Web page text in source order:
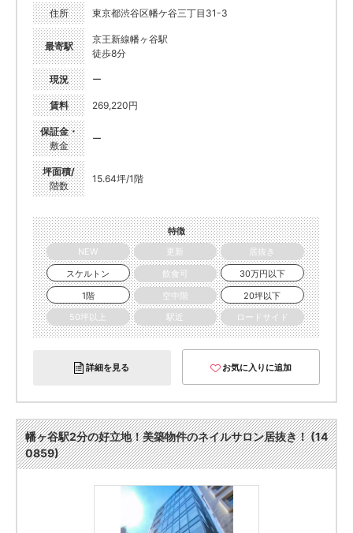
住所 東京都渋谷区幡ケ谷三丁目31-3
最寄駅
京王新線幡ヶ谷駅
徒歩8分
現況 ー
賃料 269,220円
保証金・
敷金
ー
坪面積/
階数
15.64坪/1階
特徴
NEW
更新
居抜き
スケルトン
飲食可
30万円以下
1階
空中階
20坪以下
50坪以上
駅近 ロードサイド
詳細を見る お気に入りに追加
幡ヶ谷駅2分の好立地！美築物件のネイルサロン居抜き！ (14
0859)